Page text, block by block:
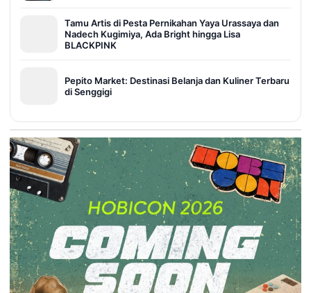
Tamu Artis di Pesta Pernikahan Yaya Urassaya dan
Nadech Kugimiya, Ada Bright hingga Lisa
BLACKPINK
Pepito Market: Destinasi Belanja dan Kuliner Terbaru
di Senggigi